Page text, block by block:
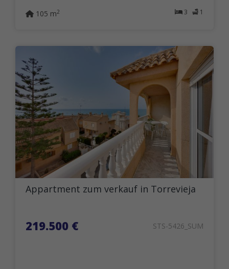
3 1
105 m2
Appartment zum verkauf in Torrevieja
219.500 € STS-5426_SUM